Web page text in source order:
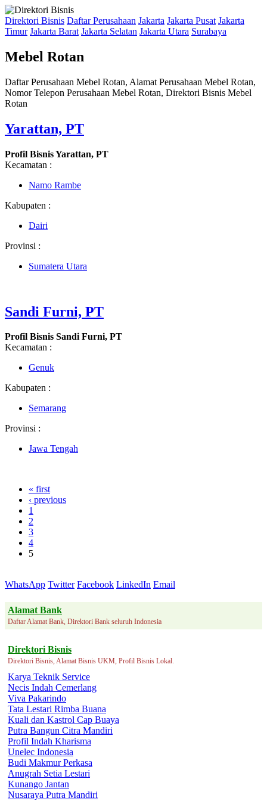
Direktori Bisnis Daftar Perusahaan Jakarta Jakarta Pusat Jakarta
Timur Jakarta Barat Jakarta Selatan Jakarta Utara Surabaya
Mebel Rotan
Daftar Perusahaan Mebel Rotan, Alamat Perusahaan Mebel Rotan,
Nomor Telepon Perusahaan Mebel Rotan, Direktori Bisnis Mebel
Rotan
Yarattan, PT
Profil Bisnis Yarattan, PT
Kecamatan :
Namo Rambe
Kabupaten :
Dairi
Provinsi :
Sumatera Utara
Sandi Furni, PT
Profil Bisnis Sandi Furni, PT
Kecamatan :
Genuk
Kabupaten :
Semarang
Provinsi :
Jawa Tengah
« first
‹ previous
1
2
3
4
5
WhatsApp Twitter Facebook LinkedIn Email
Alamat Bank
Daftar Alamat Bank, Direktori Bank seluruh Indonesia
Direktori Bisnis
Direktori Bisnis, Alamat Bisnis UKM, Profil Bisnis Lokal.
Karya Teknik Service
Necis Indah Cemerlang
Viva Pakarindo
Tata Lestari Rimba Buana
Kuali dan Kastrol Cap Buaya
Putra Bangun Citra Mandiri
Profil Indah Kharisma
Unelec Indonesia
Budi Makmur Perkasa
Anugrah Setia Lestari
Kunango Jantan
Nusaraya Putra Mandiri